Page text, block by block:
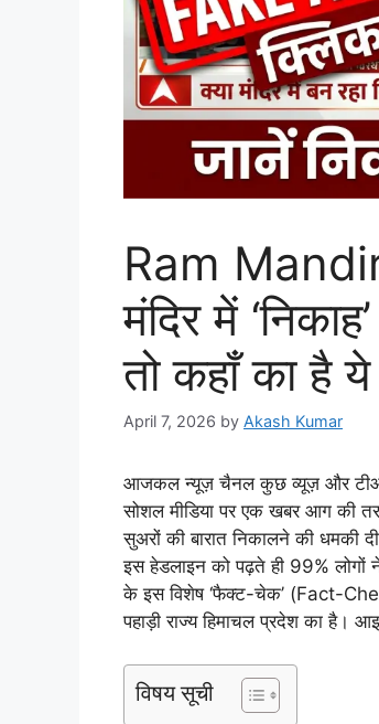
Ram
मंदिर में
तो कहाँ का है ये
April 7, 2026 by Akash Kumar
आजकल न्यूज़ चैनल कुछ व्यूज़ और
सोशल मीडिया पर एक खबर आग की
सुअरों की बारात निकालने की धमकी
इस हेडलाइन को पढ़ते ही 99% लोगों
के इस विशेष ‘फैक्ट-चेक’ (Fact-
पहाड़ी राज्य हिमाचल प्रदेश का है।
विषय सूची